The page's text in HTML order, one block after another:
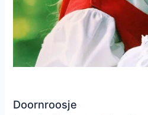
Doornroosje